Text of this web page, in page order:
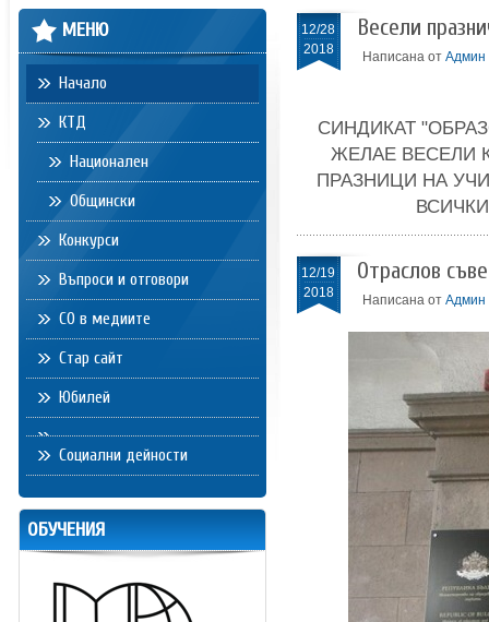
12/28
2018
Весели
Написана от Админ
СИНДИКАТ
ЖЕЛАЕ ВЕСЕЛИ
ПРАЗНИЦИ НА
12/19
2018
Отраслов
Написана от Админ
МЕНЮ
Начало
КТД
Национален
Общински
Конкурси
Въпроси и отговори
СО в медиите
Стар сайт
Юбилей
Социални дейности
ОБУЧЕНИЯ